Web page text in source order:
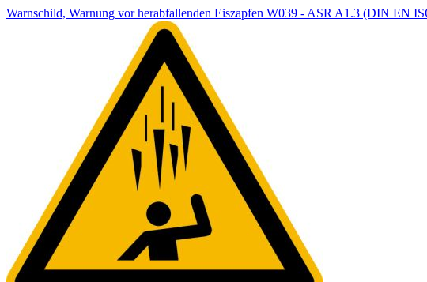
Warnschild, Warnung vor herabfallenden Eiszapfen W039 - ASR A1.3 (DIN EN